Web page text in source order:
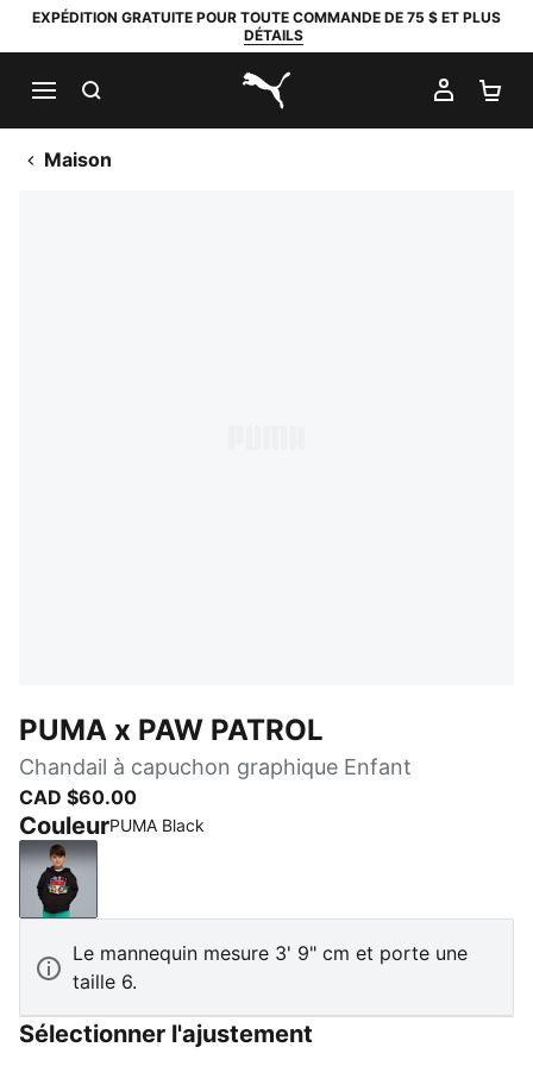
EXPÉDITION GRATUITE POUR TOUTE COMMANDE DE 75 $ ET PLUS
DÉTAILS
PUMA.com
MON
Maison
PUMA x PAW PATROL
Chandail à capuchon graphique Enfant
CAD $60.00
CouleurPUMA Black
PUMA Black
Le mannequin mesure 3' 9" cm et porte une
taille 6.
Sélectionner l'ajustement